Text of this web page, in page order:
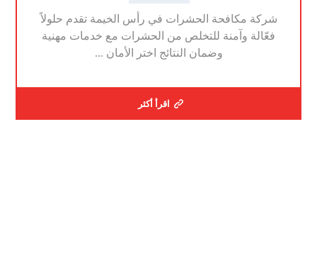
شركة مكافحة الحشرات في رأس الخيمة تقدم حلولاً
فعّالة وآمنة للتخلص من الحشرات مع خدمات مهنية
وضمان النتائج اختر الأمان ...
اقرأ أكثر